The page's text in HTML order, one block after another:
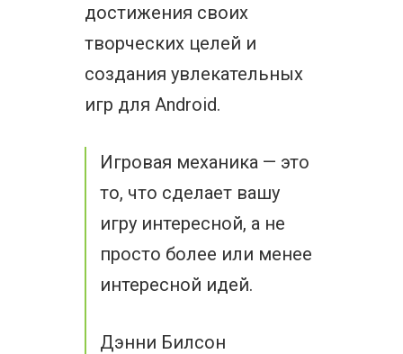
достижения своих
творческих целей и
создания увлекательных
игр для Android.
Игровая механика — это
то, что сделает вашу
игру интересной, а не
просто более или менее
интересной идей.
Дэнни Билсон